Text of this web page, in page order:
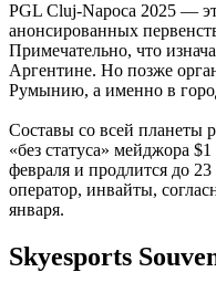
PGL Cluj-Napoca 2025 —
анонсированных
Примечательно, что
Аргентине. Но позже
Румынию, а именно в
Составы со всей планеты
«без статуса» мейджора
февраля и продлится до
оператор, инвайты,
января.
Skyesports